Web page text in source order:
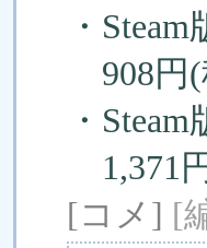
・
908円(
・
1,371
[コメ] [